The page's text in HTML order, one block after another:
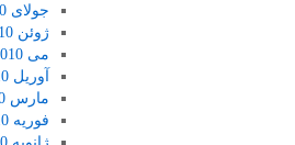
جولای 2010
ژوئن 2010
می 2010
آوریل 2010
مارس 2010
فوریه 2010